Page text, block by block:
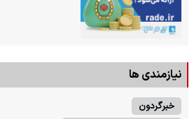
نیازمندی ها
خبرگردون